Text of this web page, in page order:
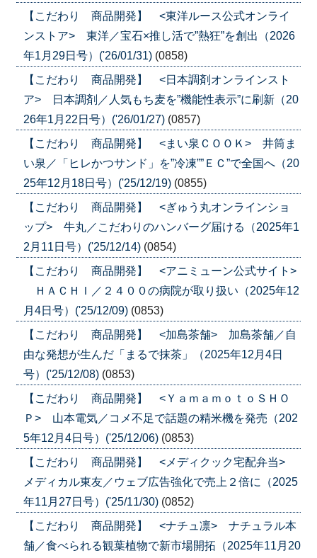
【こだわり 商品開発】 <東洋ルース公式オンライ
ンストア> 東洋／宝石×推し活で”熱狂”を創出（2026
年1月29日号）('26/01/31) (0858)
【こだわり 商品開発】 <日本調剤オンラインスト
ア> 日本調剤／人気もち麦を”機能性表示”に刷新（20
26年1月22日号）('26/01/27) (0857)
【こだわり 商品開発】 <まい泉ＣＯＯＫ> 井筒ま
い泉／「ヒレかつサンド」を”冷凍””ＥＣ”で全国へ（20
25年12月18日号）('25/12/19) (0855)
【こだわり 商品開発】 <ぎゅう丸オンラインショ
ップ> 牛丸／こだわりのハンバーグ届ける（2025年1
2月11日号）('25/12/14) (0854)
【こだわり 商品開発】 <アニミューン公式サイト>
ＨＡＣＨＩ／２４００の病院が取り扱い（2025年12
月4日号）('25/12/09) (0853)
【こだわり 商品開発】 <加島茶舗> 加島茶舗／自
由な発想が生んだ「まるで抹茶」（2025年12月4日
号）('25/12/08) (0853)
【こだわり 商品開発】 <ＹａｍａｍｏｔｏＳＨＯ
Ｐ> 山本電気／コメ不足で話題の精米機を発売（202
5年12月4日号）('25/12/06) (0853)
【こだわり 商品開発】 <メディクック宅配弁当>
メディカル東友／ウェブ広告強化で売上２倍に（2025
年11月27日号）('25/11/30) (0852)
【こだわり 商品開発】 <ナチュ凛> ナチュラル本
舗／食べられる観葉植物で新市場開拓（2025年11月20